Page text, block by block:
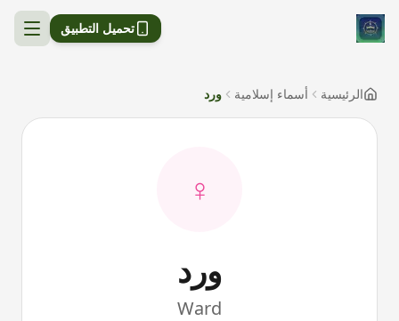
تحميل التطبيق
الرئيسية أسماء إسلامية ورد
♀
ورد
Ward